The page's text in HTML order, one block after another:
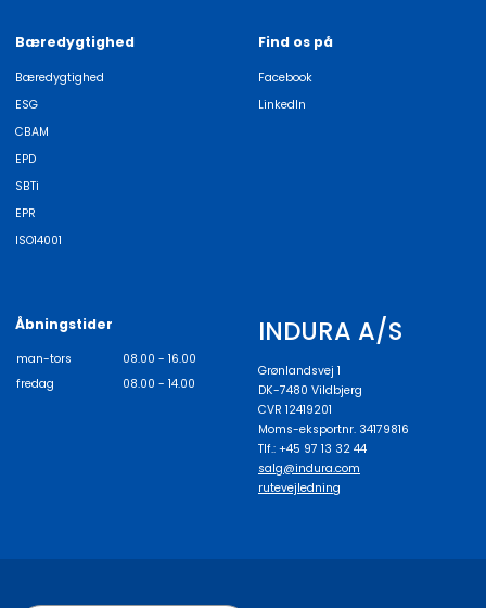
Bæredygtighed
Bæredygtighed
ESG
CBAM
EPD
SBTi
EPR
ISO14001
Find os på
Facebook
LinkedIn
Åbningstider
man-tors
08.00 - 16.00
fredag
08.00 - 14.00
INDURA A/S
Grønlandsvej 1
DK-7480 Vildbjerg
CVR 12419201
Moms-eksportnr. 34179816
Tlf.: +45 97 13 32 44
salg@indura.com
rutevejledning